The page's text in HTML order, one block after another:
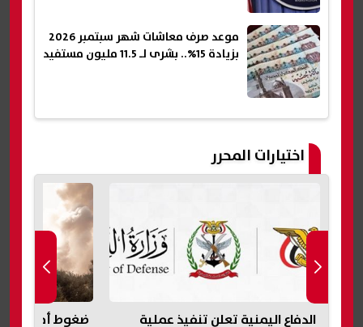
موعد صرف معاشات شهر سبتمبر 2026
بزيادة 15%.. بشرى لـ 11.5 مليون مستفيد
اختيارات المحرر
الدفاع اليمنية تعلن تنفيذ عملية
ضغوط أمريكية